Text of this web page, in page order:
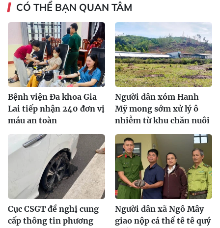
CÓ THỂ BẠN QUAN TÂM
Bệnh viện Đa khoa Gia
Lai tiếp nhận 240 đơn vị
máu an toàn
Người dân xóm Hanh
Mỹ mong sớm xử lý ô
nhiễm từ khu chăn nuôi
Cục CSGT đề nghị cung
cấp thông tin phương
Người dân xã Ngô Mây
giao nộp cá thể tê tê quý